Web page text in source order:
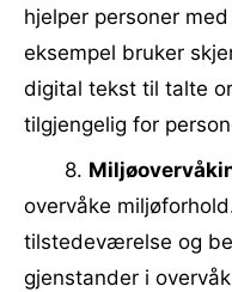
hjelper personer
eksempel bruker
digital tekst til talte
tilgjengelig for
8.
overvåke
tilstedeværelse og
gjenstander i